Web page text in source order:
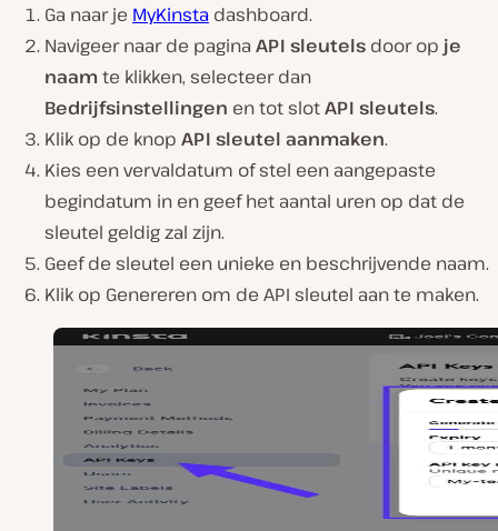
Ga naar je MyKinsta dashboard.
Navigeer naar de pagina API sleutels door op je
naam te klikken, selecteer dan
Bedrijfsinstellingen en tot slotAPI sleutels.
Klik op de knop API sleutel aanmaken.
Kies een vervaldatum of stel een aangepaste
begindatum in en geef het aantal uren op dat de
sleutel geldig zal zijn.
Geef de sleutel een unieke en beschrijvende naam.
Klik op Genereren om de API sleutel aan te maken.